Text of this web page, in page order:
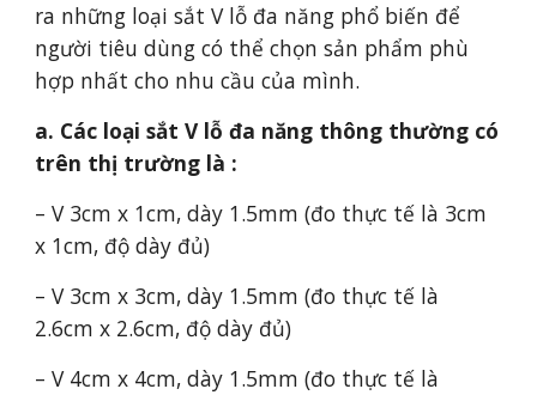
ra những loại sắt V lỗ đa năng phổ biến để
người tiêu dùng có thể chọn sản phẩm phù
hợp nhất cho nhu cầu của mình.
a. Các loại sắt V lỗ đa năng thông thường có
trên thị trường là :
– V 3cm x 1cm, dày 1.5mm (đo thực tế là 3cm
x 1cm, độ dày đủ)
– V 3cm x 3cm, dày 1.5mm (đo thực tế là
2.6cm x 2.6cm, độ dày đủ)
– V 4cm x 4cm, dày 1.5mm (đo thực tế là